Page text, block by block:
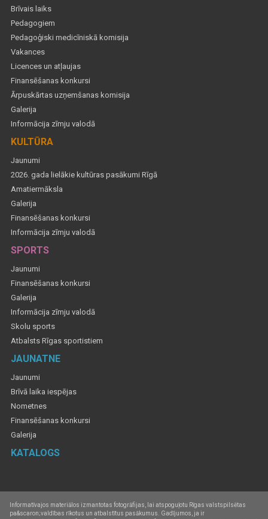
Brīvais laiks
Pedagogiem
Pedagoģiski medicīniskā komisija
Vakances
Licences un atļaujas
Finansēšanas konkursi
Ārpuskārtas uzņemšanas komisija
Galerija
Informācija zīmju valodā
KULTŪRA
Jaunumi
2026. gada lielākie kultūras pasākumi Rīgā
Amatiermāksla
Galerija
Finansēšanas konkursi
Informācija zīmju valodā
SPORTS
Jaunumi
Finansēšanas konkursi
Galerija
Informācija zīmju valodā
Skolu sports
Atbalsts Rīgas sportistiem
JAUNATNE
Jaunumi
Brīvā laika iespējas
Nometnes
Finansēšanas konkursi
Galerija
KATALOGS
Informatīvajos materiālos izmantotas fotogrāfijas, lai atspoguļotu Rīgas valstspilsētas
pa&scaron;valdības rīkotus un atbalstītus pasākumus. Gadījumos, ja ir